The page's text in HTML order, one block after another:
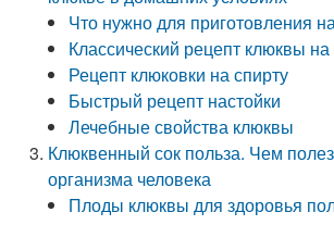
Что нужно для приготовления
Классический рецепт клюквы
Рецепт клюковки на спирту
Быстрый рецепт настойки
Лечебные свойства клюквы
Клюквенный сок польза. Чем
организма человека
Плоды клюквы для здоровья